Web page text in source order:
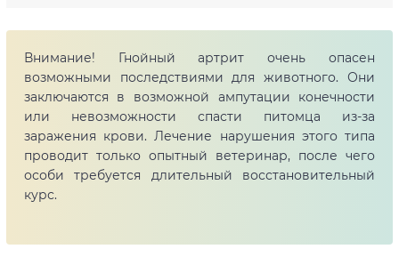
Внимание! Гнойный артрит очень опасен
возможными последствиями для животного. Они
заключаются в возможной ампутации конечности
или невозможности спасти питомца из-за
заражения крови. Лечение нарушения этого типа
проводит только опытный ветеринар, после чего
особи требуется длительный восстановительный
курс.